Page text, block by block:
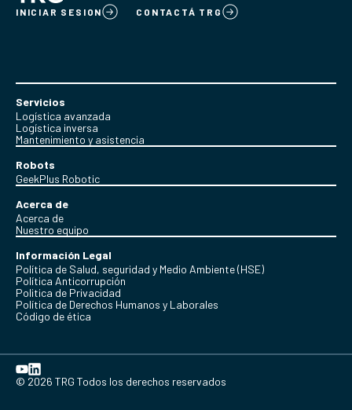
INICIAR SESION CONTACTÁ TRG
Servicios
Logística avanzada
Logística inversa
Mantenimiento y asistencia
Robots
GeekPlus Robotic
Acerca de
Acerca de
Nuestro equipo
Información Legal
Política de Salud, seguridad y Medio Ambiente (HSE)
Política Anticorrupción
Politica de Privacidad
Política de Derechos Humanos y Laborales
Código de ética
© 2026 TRG Todos los derechos reservados